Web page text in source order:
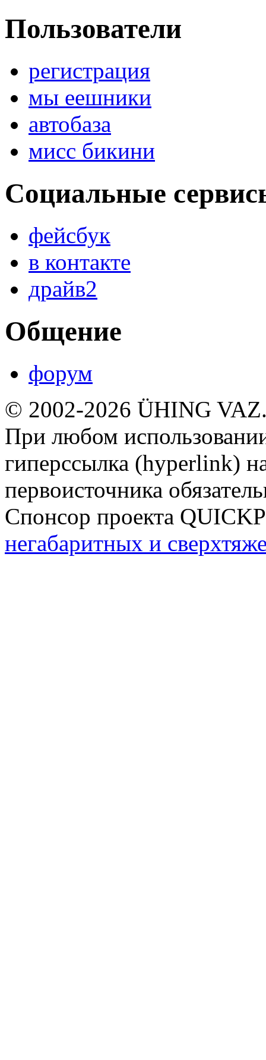
Пользователи
регистрация
мы еешники
автобаза
мисс бикини
Социальные
фейсбук
в контакте
драйв2
Общение
форум
© 2002-2026 ÜHING
При любом
гиперссылка (hyperlink)
первоисточника
Спонсор проекта
негабаритных и